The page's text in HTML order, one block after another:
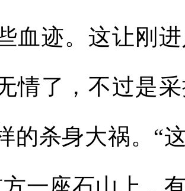
血迹。这让刚
情了，不过是
的杀身大祸。“